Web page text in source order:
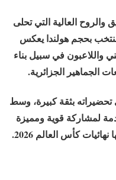
والروح العالية التي تحلى
بحجم هولندا يعكس
واللاعبون في سبيل بناء
الجماهير الجزائرية.
تحضيراته بثقة كبيرة، وسط
لمشاركة قوية ومميزة
كأس العالم 2026.